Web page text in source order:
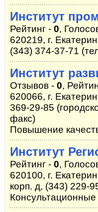
Институт
Рейтинг - 0,
620219, г.
(343) 374-37-71
Институт
Отзывов - 0,
620066, г.
369-29-85
факс)
Повышение
Институт
Рейтинг - 0,
620100, г.
корп. д, (343) 229-